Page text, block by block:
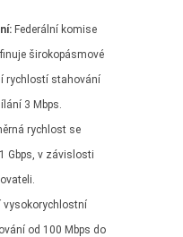
Federální komise
širokopásmové
rychlostí stahování
3 Mbps.
rychlost se
Gbps, v závislosti
vysokorychlostní
od 100 Mbps do